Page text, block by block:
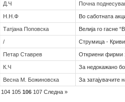
Д.Ч Почна
Н.Н.Ф Во саботната
Татјана Поповска Велија го гасне
/ Струмица -
Петар Ставрев Откриени фирми
К.Ч За недокажано
Весна М. Божиновска
За затајувачите
104 105 106 107 Следна »